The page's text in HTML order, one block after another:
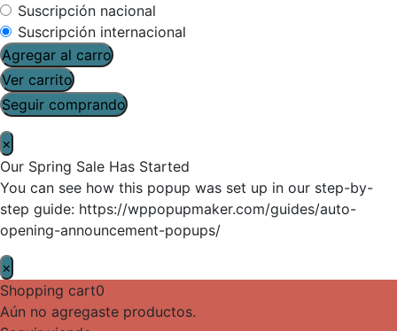
Suscripción nacional
Suscripción internacional
Agregar al carro
Ver carrito
Seguir comprando
×
Our Spring Sale Has Started
You can see how this popup was set up in our step-by-
step guide: https://wppopupmaker.com/guides/auto-
opening-announcement-popups/
×
Shopping cart0
Aún no agregaste productos.